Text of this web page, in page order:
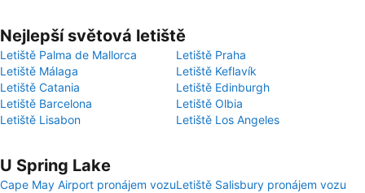
Nejlepší světová letiště
Letiště Palma de Mallorca
Letiště Praha
Letiště Málaga
Letiště Keflavík
Letiště Catania
Letiště Edinburgh
Letiště Barcelona
Letiště Olbia
Letiště Lisabon
Letiště Los Angeles
U Spring Lake
Cape May Airport pronájem vozuLetiště Salisbury pronájem vozu